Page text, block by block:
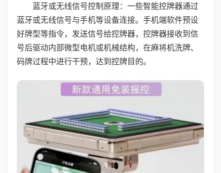
蓝牙或无线信号控制原理：一些智能控牌器通过
蓝牙或无线信号与手机等设备连接。手机端软件预设
好牌型等指令，发送信号给控牌器，控牌器接收到信
号后驱动内部微型电机或机械结构，在麻将机洗牌、
码牌过程中进行干预，达到控牌目的。